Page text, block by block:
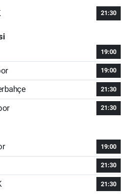
21:30
19:00
19:00
21:30
21:30
19:00
21:30
21:30